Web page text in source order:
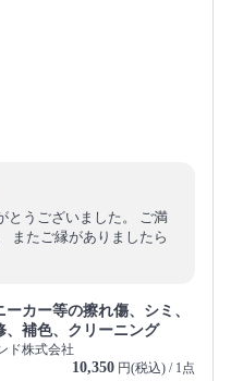
とうございました。 ご満
またご縁がありましたら
ーカー等の擦れ傷、シミ、
、補色、クリーニング
ド株式会社
10,350 円(税込) / 1点